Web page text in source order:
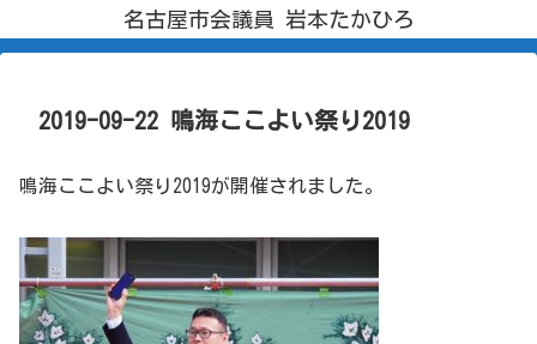
名古屋市会議員 岩本たかひろ
2019-09-22 鳴海ここよい祭り2019
鳴海ここよい祭り2019が開催されました。